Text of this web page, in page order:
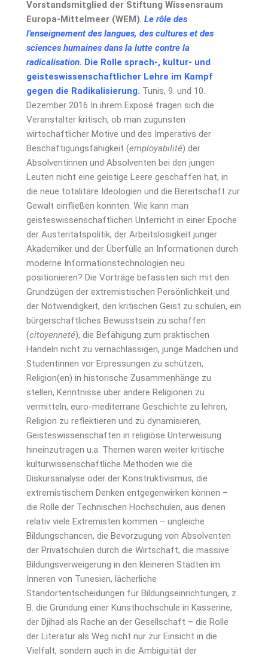
Vorstandsmitglied der Stiftung Wissensraum
Europa-Mittelmeer (WEM).Le rôle des
l’enseignement des langues, des cultures et des
sciences humaines dans la lutte contre la
radicalisation. Die Rolle sprach-, kultur- und
geisteswissenschaftlicher Lehre im Kampf
gegen die Radikalisierung. Tunis, 9. und 10.
Dezember 2016 In ihrem Exposé fragen sich die
Veranstalter kritisch, ob man zugunsten
wirtschaftlicher Motive und des Imperativs der
Beschäftigungsfähigkeit (employabilité) der
Absolventinnen und Absolventen bei den jungen
Leuten nicht eine geistige Leere geschaffen hat, in
die neue totalitäre Ideologien und die Bereitschaft zur
Gewalt einfließen konnten. Wie kann man
geisteswissenschaftlichen Unterricht in einer Epoche
der Austeritätspolitik, der Arbeitslosigkeit junger
Akademiker und der Überfülle an Informationen durch
moderne Informationstechnologien neu
positionieren? Die Vorträge befassten sich mit den
Grundzügen der extremistischen Persönlichkeit und
der Notwendigkeit, den kritischen Geist zu schulen, ein
bürgerschaftliches Bewusstsein zu schaffen
(citoyenneté), die Befähigung zum praktischen
Handeln nicht zu vernachlässigen, junge Mädchen und
Studentinnen vor Erpressungen zu schützen,
Religion(en) in historische Zusammenhänge zu
stellen, Kenntnisse über andere Religionen zu
vermitteln, euro-mediterrane Geschichte zu lehren,
Religion zu reflektieren und zu dynamisieren,
Geisteswissenschaften in religiöse Unterweisung
hineinzutragen u.a. Themen waren weiter kritische
kulturwissenschaftliche Methoden wie die
Diskursanalyse oder der Konstruktivismus, die
extremistischem Denken entgegenwirken können –
die Rolle der Technischen Hochschulen, aus denen
relativ viele Extremisten kommen – ungleiche
Bildungschancen, die Bevorzugung von Absolventen
der Privatschulen durch die Wirtschaft; die massive
Bildungsverweigerung in den kleineren Städten im
Inneren von Tunesien, lächerliche
Standortentscheidungen für Bildungseinrichtungen, z.
B. die Gründung einer Kunsthochschule in Kasserine,
der Djihad als Rache an der Gesellschaft – die Rolle
der Literatur als Weg nicht nur zur Einsicht in die
Vielfalt, sondern auch in die Ambiguität der